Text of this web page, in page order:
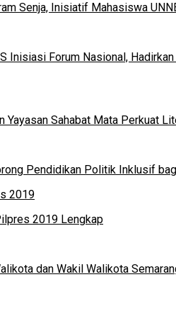
Senja, Inisiatif Mahasiswa
Inisiasi Forum Nasional,
Yayasan Sahabat Mata Perkuat
Pendidikan Politik Inklusif
2019 Lengkap
dan Wakil Walikota